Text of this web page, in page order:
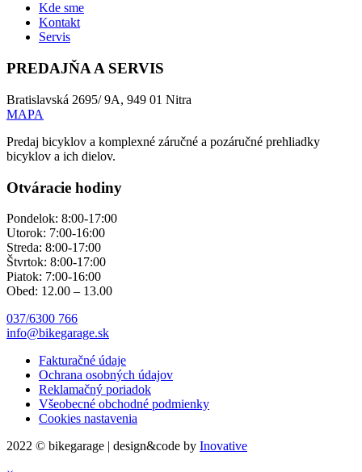
Kde sme
Kontakt
Servis
PREDAJŇA A SERVIS
Bratislavská 2695/ 9A, 949 01 Nitra
MAPA
Predaj bicyklov a komplexné záručné a pozáručné prehliadky
bicyklov a ich dielov.
Otváracie hodiny
Pondelok: 8:00-17:00
Utorok: 7:00-16:00
Streda: 8:00-17:00
Štvrtok: 8:00-17:00
Piatok: 7:00-16:00
Obed: 12.00 – 13.00
037/6300 766
info@bikegarage.sk
Fakturačné údaje
Ochrana osobných údajov
Reklamačný poriadok
Všeobecné obchodné podmienky
Cookies nastavenia
2022 © bikegarage | design&code by Inovative